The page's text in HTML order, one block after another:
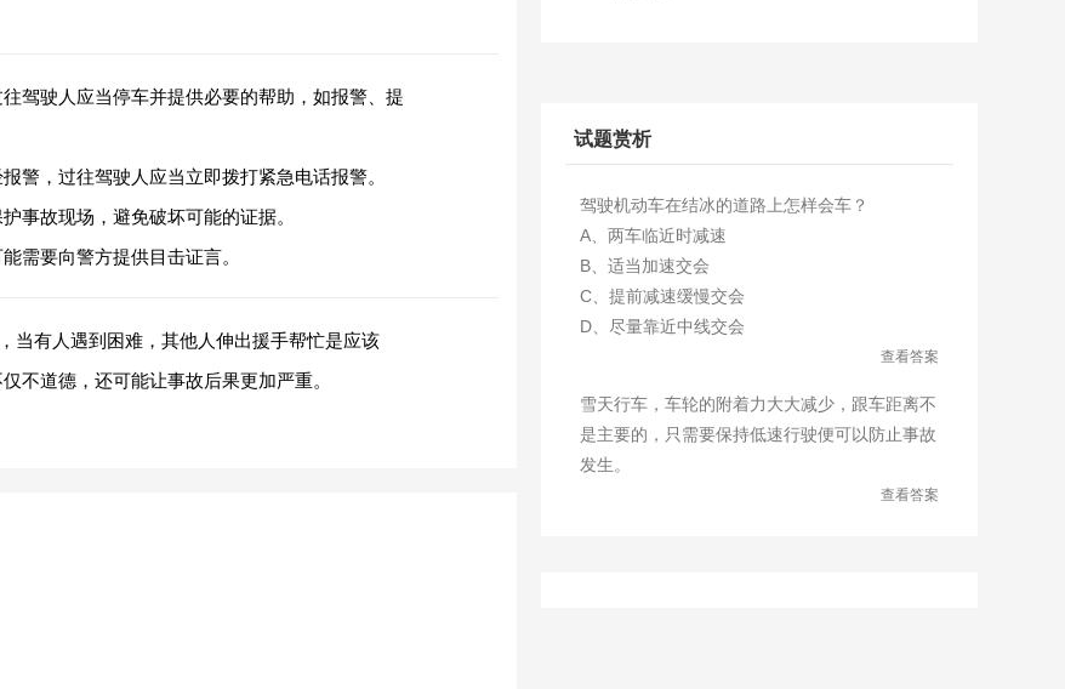
驾驶人应当停车并提供必要的帮助，如报警、提
警，过往驾驶人应当立即拨打紧急电话报警。
事故现场，避免破坏可能的证据。
需要向警方提供目击证言。
当有人遇到困难，其他人伸出援手帮忙是应该
不道德，还可能让事故后果更加严重。
试题赏析
驾驶机动车在结冰的道路上怎样会车？
A、两车临近时减速
B、适当加速交会
C、提前减速缓慢交会
D、尽量靠近中线交会
查看答案
雪天行车，车轮的附着力大大减少，跟车距离不
是主要的，只需要保持低速行驶便可以防止事故
发生。
查看答案